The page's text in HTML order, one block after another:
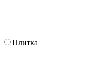
Плитка